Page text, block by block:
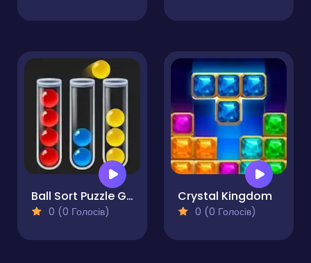
Ball Sort Puzzle Game
0 (0 Голосів)
Crystal Kingdom
0 (0 Голосів)